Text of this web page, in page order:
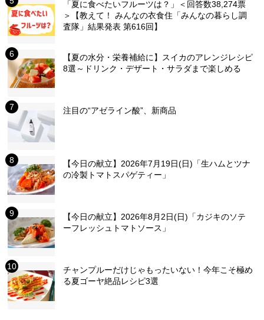
「夏に食べたいフルーツは？」＜回答数38,274票
＞【教えて！ みんなの衣食住「みんなの暮らし調
査隊」結果発表 第616回】
【夏の水分・栄養補給に】スイカのアレンジレシピ
8選～ドリンク・デザート・サラダまで楽しめる
注目の“アゼライン酸”、新商品
【今日の献立】2026年7月19日(日)「生ハムとツナ
の冷製トマトスパゲティー」
【今日の献立】2026年8月2日(日)「カジキのソテ
ーフレッシュトマトソース」
チャンプルーだけじゃもったいない！今年こそ極め
る夏ゴーヤ絶品レシピ3選